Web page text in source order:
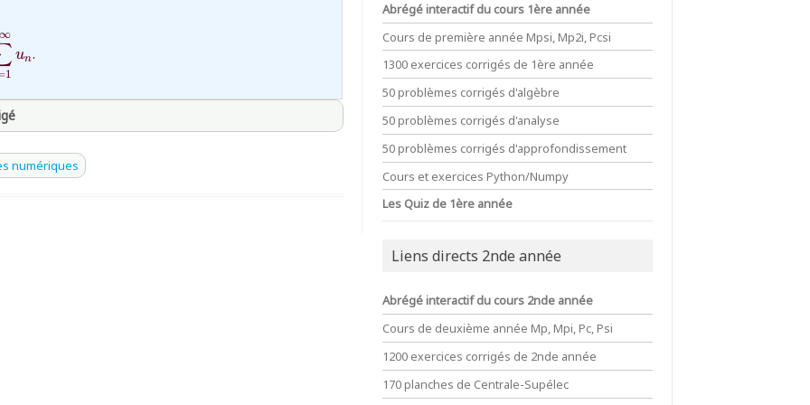
1
∞
un.
numériques
Abrégé interactif du cours 1ère année
Cours de première année Mpsi, Mp2i, Pcsi
1300 exercices corrigés de 1ère année
50 problèmes corrigés d'algèbre
50 problèmes corrigés d'analyse
50 problèmes corrigés d'approfondissement
Cours et exercices Python/Numpy
Les Quiz de 1ère année
Liens directs 2nde année
Abrégé interactif du cours 2nde année
Cours de deuxième année Mp, Mpi, Pc, Psi
1200 exercices corrigés de 2nde année
170 planches de Centrale-Supélec